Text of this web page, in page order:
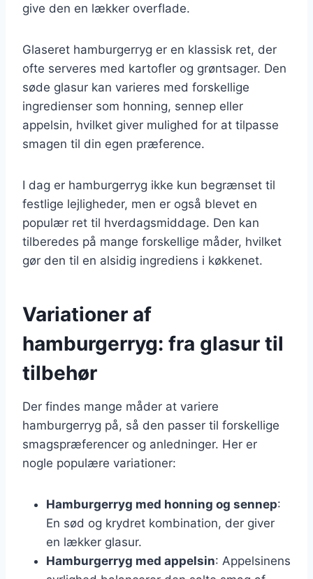
give den en lækker overflade.
Glaseret hamburgerryg er en klassisk ret, der
ofte serveres med kartofler og grøntsager. Den
søde glasur kan varieres med forskellige
ingredienser som honning, sennep eller
appelsin, hvilket giver mulighed for at tilpasse
smagen til din egen præference.
I dag er hamburgerryg ikke kun begrænset til
festlige lejligheder, men er også blevet en
populær ret til hverdagsmiddage. Den kan
tilberedes på mange forskellige måder, hvilket
gør den til en alsidig ingrediens i køkkenet.
Variationer af
hamburgerryg: fra glasur til
tilbehør
Der findes mange måder at variere
hamburgerryg på, så den passer til forskellige
smagspræferencer og anledninger. Her er
nogle populære variationer:
Hamburgerryg med honning og sennep:
En sød og krydret kombination, der giver
en lækker glasur.
Hamburgerryg med appelsin: Appelsinens